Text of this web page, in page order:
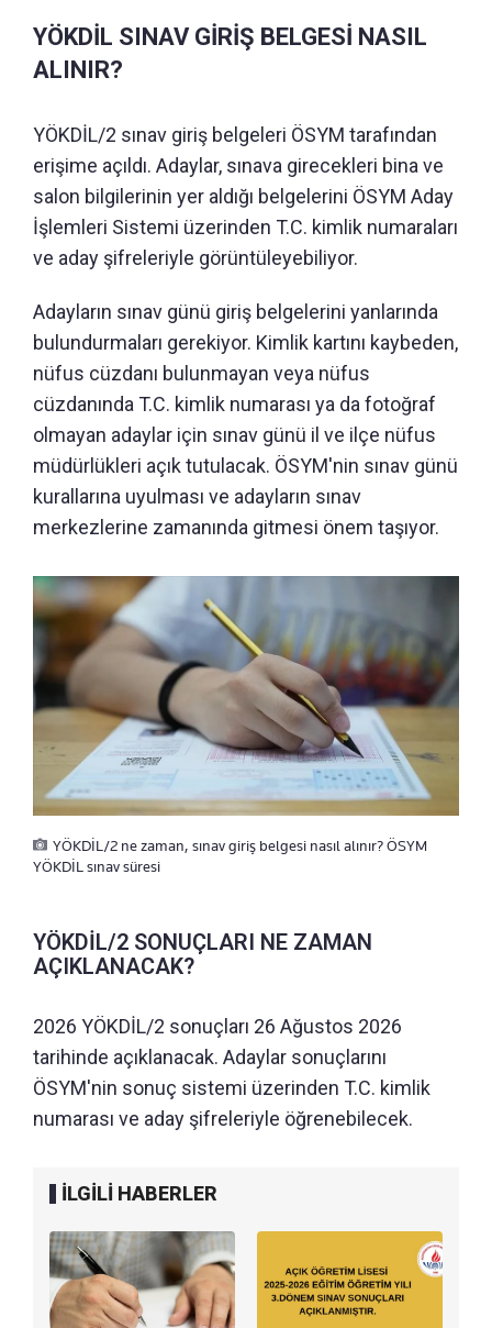
YÖKDİL SINAV GİRİŞ BELGESİ NASIL
ALINIR?
YÖKDİL/2 sınav giriş belgeleri ÖSYM tarafından
erişime açıldı. Adaylar, sınava girecekleri bina ve
salon bilgilerinin yer aldığı belgelerini ÖSYM Aday
İşlemleri Sistemi üzerinden T.C. kimlik numaraları
ve aday şifreleriyle görüntüleyebiliyor.
Adayların sınav günü giriş belgelerini yanlarında
bulundurmaları gerekiyor. Kimlik kartını kaybeden,
nüfus cüzdanı bulunmayan veya nüfus
cüzdanında T.C. kimlik numarası ya da fotoğraf
olmayan adaylar için sınav günü il ve ilçe nüfus
müdürlükleri açık tutulacak. ÖSYM'nin sınav günü
kurallarına uyulması ve adayların sınav
merkezlerine zamanında gitmesi önem taşıyor.
YÖKDİL/2 ne zaman, sınav giriş belgesi nasıl alınır? ÖSYM
YÖKDİL sınav süresi
YÖKDİL/2 SONUÇLARI NE ZAMAN
AÇIKLANACAK?
2026 YÖKDİL/2 sonuçları 26 Ağustos 2026
tarihinde açıklanacak. Adaylar sonuçlarını
ÖSYM'nin sonuç sistemi üzerinden T.C. kimlik
numarası ve aday şifreleriyle öğrenebilecek.
İLGİLİ HABERLER